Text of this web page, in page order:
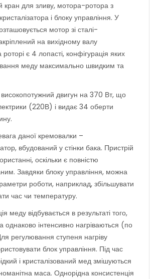
кран для зливу, мотора-ротора з
і блоку управління. У
мотор зі сталі-
на вихідному валу
є 4 лопасті, конфігурація яких
меду максимально швидким та
двигун на 370 Вт, що
(220В) і видає 34 оберти
даної кремовалки –
вбудований у стінки бака. Пристрій
оскільки є повністю
Завдяки блоку управління, можна
роботи, наприклад, збільшувати
час чи температуру.
меду відбувається в результаті того,
однаково інтенсивно нагріваються (по
регулювання ступеня нагріву
блок управління. Під час
і кристалізований мед змішуються
маса. Однорідна консистенція